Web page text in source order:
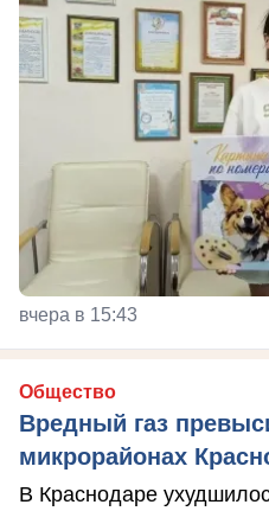
вчера в 15:43
Общество
Вредный газ
микрорайонах
В Краснодаре